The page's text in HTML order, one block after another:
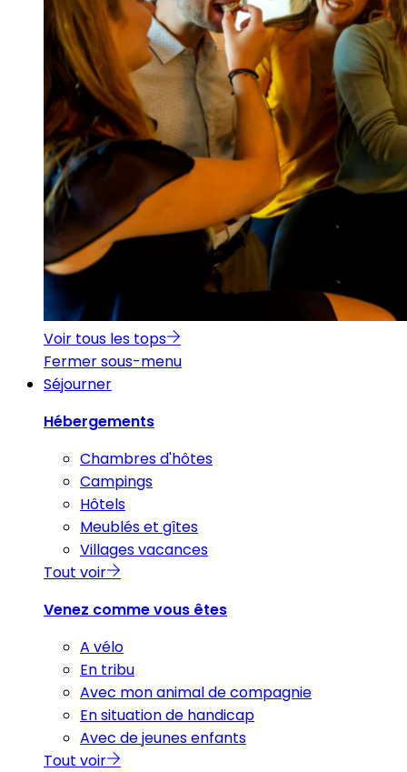
Voir tous les tops
Fermer sous-menu
Séjourner
Hébergements
Chambres d'hôtes
Campings
Hôtels
Meublés et gîtes
Villages vacances
Tout voir
Venez comme vous êtes
A vélo
En tribu
Avec mon animal de compagnie
En situation de handicap
Avec de jeunes enfants
Tout voir